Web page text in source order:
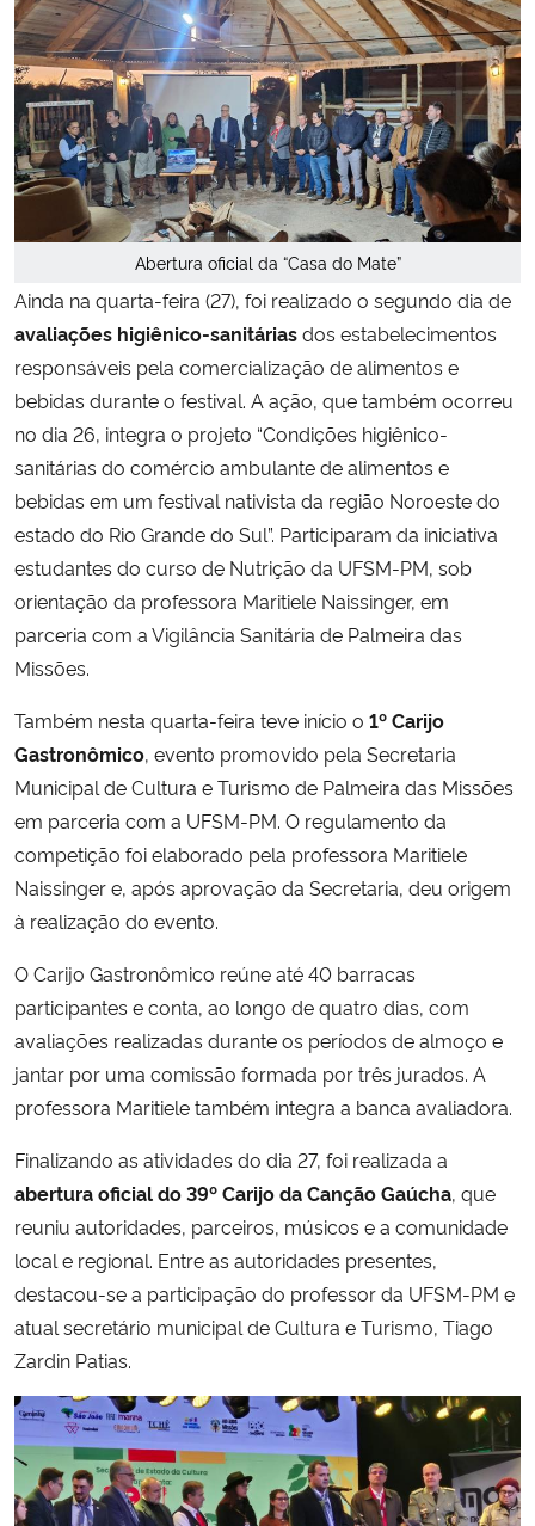
Abertura oficial da “Casa do Mate”
Ainda na quarta-feira (27), foi realizado o segundo dia de
avaliações higiênico-sanitáriasdos estabelecimentos
responsáveis pela comercialização de alimentos e
bebidas durante o festival. A ação, que também ocorreu
no dia 26, integra o projeto “Condições higiênico-
sanitárias do comércio ambulante de alimentos e
bebidas em um festival nativista da região Noroeste do
estado do Rio Grande do Sul”. Participaram da iniciativa
estudantes do curso de Nutrição da UFSM-PM, sob
orientação da professora Maritiele Naissinger, em
parceria com a Vigilância Sanitária de Palmeira das
Missões.
Também nesta quarta-feira teve início o 1º Carijo
Gastronômico, evento promovido pela Secretaria
Municipal de Cultura e Turismo de Palmeira das Missões
em parceria com a UFSM-PM. O regulamento da
competição foi elaborado pela professora Maritiele
Naissinger e, após aprovação da Secretaria, deu origem
à realização do evento.
O Carijo Gastronômico reúne até 40 barracas
participantes e conta, ao longo de quatro dias, com
avaliações realizadas durante os períodos de almoço e
jantar por uma comissão formada por três jurados. A
professora Maritiele também integra a banca avaliadora.
Finalizando as atividades do dia 27, foi realizada a
abertura oficial do 39º Carijo da Canção Gaúcha, que
reuniu autoridades, parceiros, músicos e a comunidade
local e regional. Entre as autoridades presentes,
destacou-se a participação do professor da UFSM-PM e
atual secretário municipal de Cultura e Turismo, Tiago
Zardin Patias.